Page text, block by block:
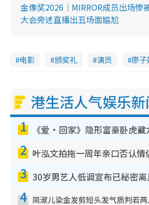
金像奖2026｜MIRROR成员出场惨
大会旁述直播出丑场面尴尬
电影 颁奖礼 演员 廖子
港生活人气娱乐新
1
2
3
4